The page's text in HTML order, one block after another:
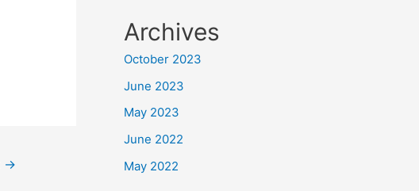
→
Archives
October 2023
June 2023
May 2023
June 2022
May 2022